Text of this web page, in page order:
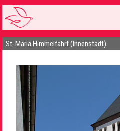
Startseite
1 Pfarrei
16 Gemeinden & mehr
Gottesdienste & Sinnsuche
Sakramente & Feste
St. Mariä Himmelfahrt (Innenstadt)